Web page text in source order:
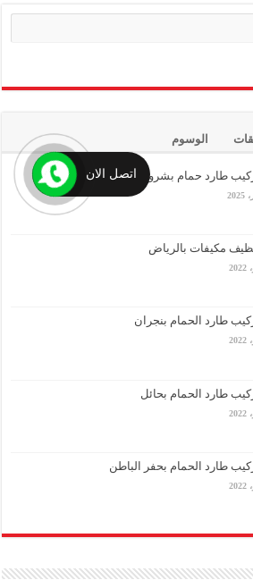
الوسوم
طارد حمام بشرورة
مكيفات بالرياض
طارد الحمام بنجران
طارد الحمام بحائل
طارد الحمام بحفر الباطن
اتصل الان